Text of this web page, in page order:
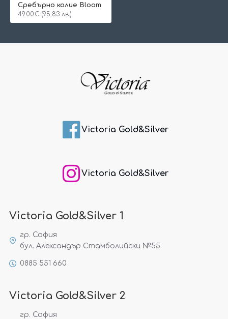
Сребърно колие Bloom
49.00€ (95.83 лв.)
Victoria Gold&Silver
Victoria Gold&Silver
Victoria Gold&Silver 1
гр. София
бул. Александър Стамболийски №55
0885 551 660
Victoria Gold&Silver 2
гр. София